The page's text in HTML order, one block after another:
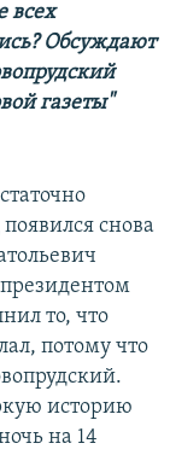
всех
Обсуждают
газеты"
снова
то, что
потому что
историю
на 14